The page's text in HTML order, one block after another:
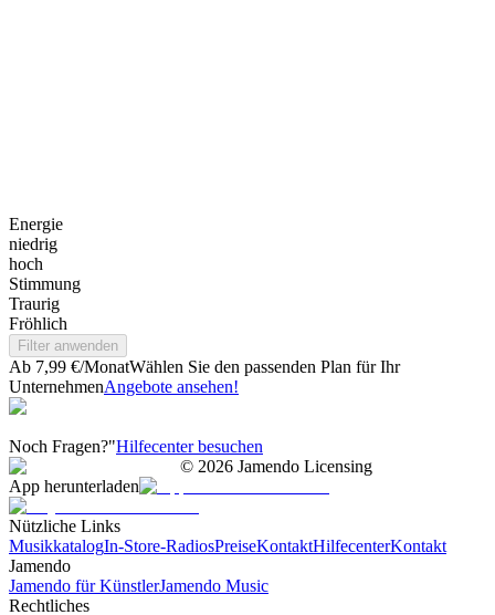
Energie
niedrig
hoch
Stimmung
Traurig
Fröhlich
Filter anwenden
Ab 7,99 €/MonatWählen Sie den passenden Plan für Ihr
UnternehmenAngebote ansehen!
Noch Fragen?"Hilfecenter besuchen
© 2026 Jamendo Licensing
App herunterladen
Nützliche Links
MusikkatalogIn-Store-RadiosPreiseKontaktHilfecenterKontakt
Jamendo
Jamendo für KünstlerJamendo Music
Rechtliches